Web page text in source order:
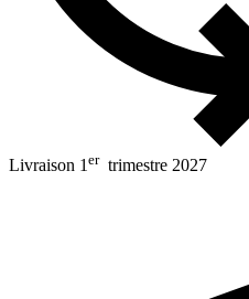
Livraison 1ertrimestre 2027